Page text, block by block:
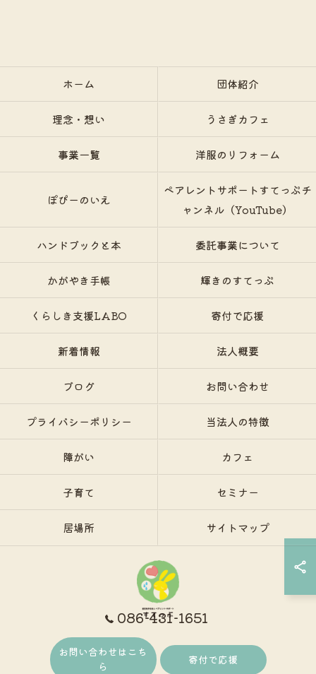
086-431-1651
お問い合わせはこち
ら
寄付で応援
ホーム 団体紹介
理念・想い うさぎカフェ
事業一覧 洋服のリフォーム
ぽぴーのいえ
ペアレントサポートすてっぷチ
ャンネル（YouTube）
ハンドブックと本 委託事業について
かがやき手帳 輝きのすてっぷ
くらしき支援LABO 寄付で応援
新着情報 法人概要
ブログ お問い合わせ
プライバシーポリシー 当法人の特徴
障がい カフェ
子育て セミナー
居場所 サイトマップ
© 2026 岡山で保護者支援ならNPO法人ペアレント・サポートすてっぷ ALL RIGHTS
RESERVED.